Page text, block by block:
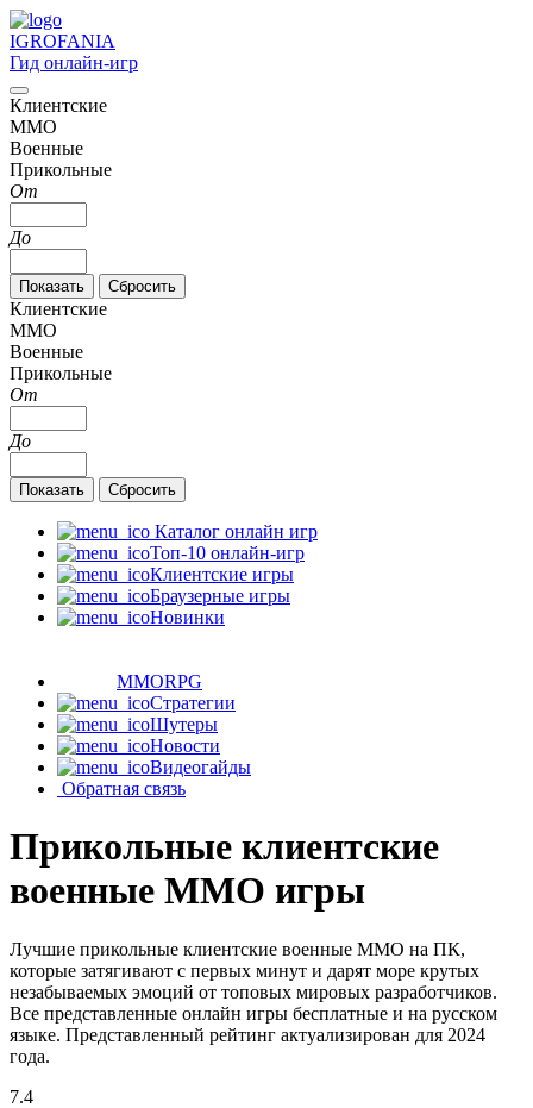
IGROFANIA
Гид онлайн-игр
Клиентские
MMO
Военные
Прикольные
От
До
Клиентские
MMO
Военные
Прикольные
От
До
Каталог онлайн игр
Топ-10 онлайн-игр
Клиентские игры
Браузерные игры
Новинки
MMORPG
Стратегии
Шутеры
Новости
Видеогайды
Обратная связь
Прикольные клиентские
военные MMO игры
Лучшие прикольные клиентские военные MMO на ПК,
которые затягивают с первых минут и дарят море крутых
незабываемых эмоций от топовых мировых разработчиков.
Все представленные онлайн игры бесплатные и на русском
языке. Представленный рейтинг актуализирован для 2024
года.
7.4